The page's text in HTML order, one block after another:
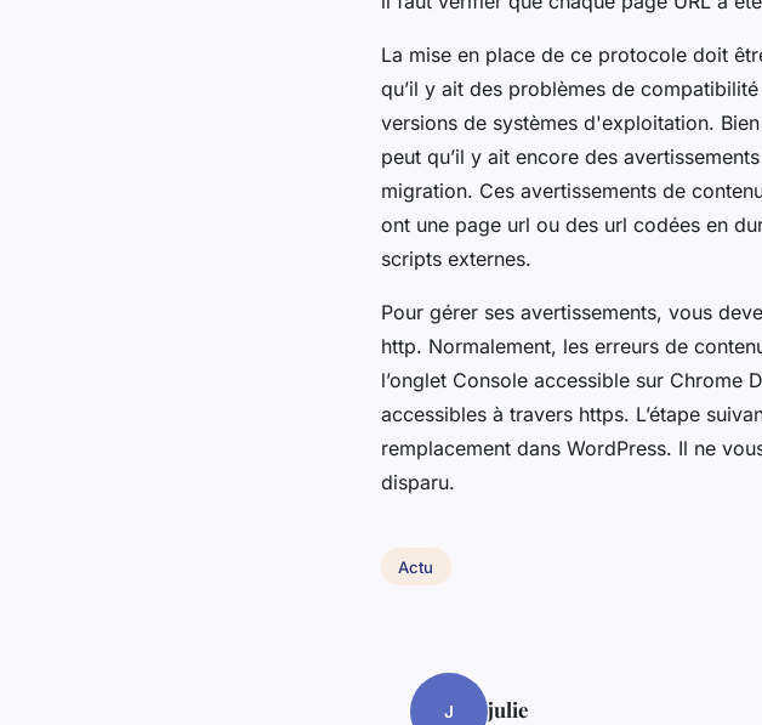
La mise en place de ce protocole doit
qu’il y ait des problèmes de
versions de systèmes d'exploitation.
peut qu’il y ait encore des
migration. Ces avertissements de
ont une page url ou des url codées en
scripts externes.
Pour gérer ses avertissements, vous
http. Normalement, les erreurs de
l’onglet Console accessible sur Chrome
accessibles à travers https. L’étape
remplacement dans WordPress. Il ne
disparu.
Actu
J julie